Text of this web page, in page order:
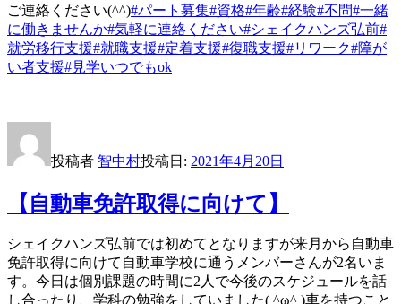
ご連絡ください(^^)#パート募集#資格#年齢#経験#不問#一緒
に働きませんか#気軽に連絡ください#シェイクハンズ弘前#
就労移行支援#就職支援#定着支援#復職支援#リワーク#障が
い者支援#見学いつでもok
投稿者 智中村投稿日: 2021年4月20日
【自動車免許取得に向けて】
シェイクハンズ弘前では初めてとなりますが来月から自動車
免許取得に向けて自動車学校に通うメンバーさんが2名いま
す。今日は個別課題の時間に2人で今後のスケジュールを話
し合ったり、学科の勉強をしていました( ^ω^ )車を持つこと